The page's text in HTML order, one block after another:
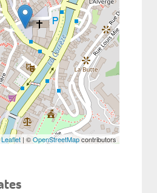
Leaflet | ©OpenStreetMapcontributors